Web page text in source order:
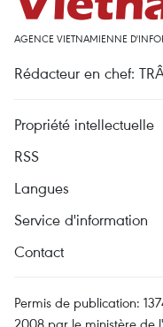
AGENCE VIETNAMIENNE
Rédacteur en chef:
Propriété intellectuelle
RSS
Langues
Service d'information
Contact
Permis de publication: